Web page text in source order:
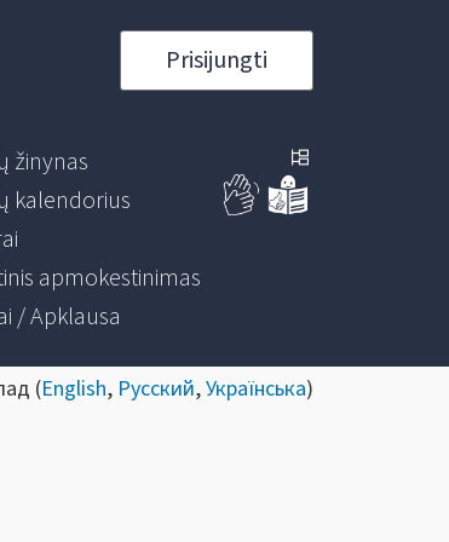
Prisijungti
žinynas
kalendorius
apmokestinimas
/ Apklausa
(English, Русский,Українська)